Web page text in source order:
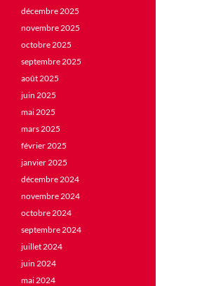
décembre 2025
novembre 2025
octobre 2025
septembre 2025
août 2025
juin 2025
mai 2025
mars 2025
février 2025
janvier 2025
décembre 2024
novembre 2024
octobre 2024
septembre 2024
juillet 2024
juin 2024
mai 2024